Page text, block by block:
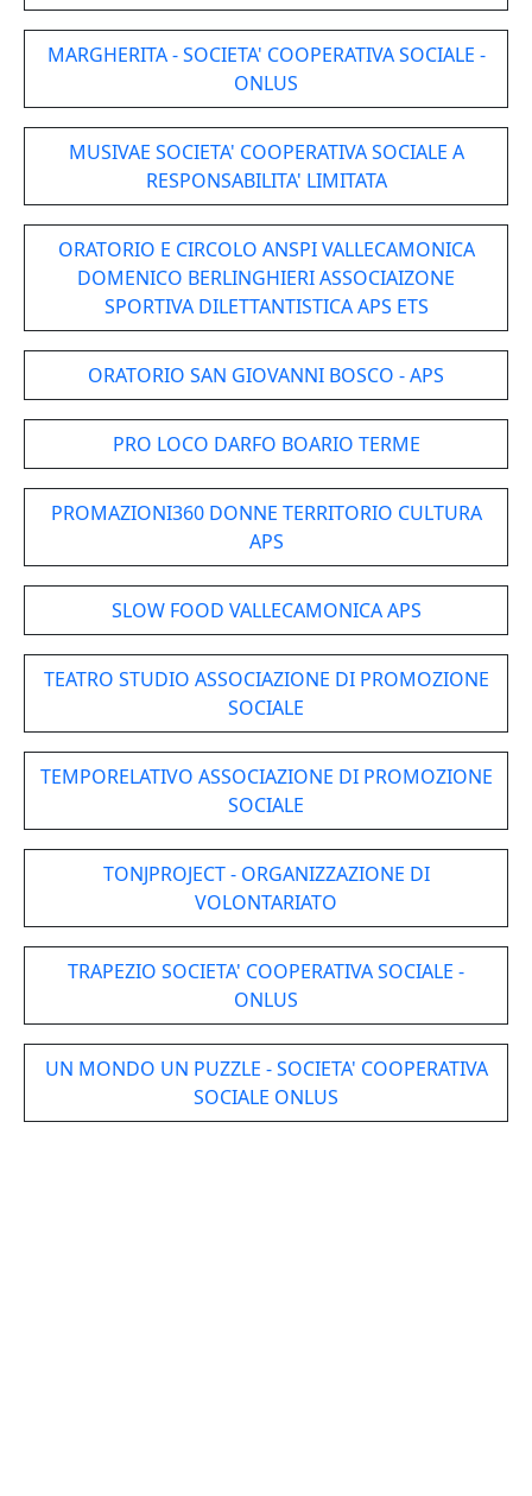
MARGHERITA - SOCIETA' COOPERATIVA SOCIALE -
ONLUS
MUSIVAE SOCIETA' COOPERATIVA SOCIALE A
RESPONSABILITA' LIMITATA
ORATORIO E CIRCOLO ANSPI VALLECAMONICA
DOMENICO BERLINGHIERI ASSOCIAIZONE
SPORTIVA DILETTANTISTICA APS ETS
ORATORIO SAN GIOVANNI BOSCO - APS
PRO LOCO DARFO BOARIO TERME
PROMAZIONI360 DONNE TERRITORIO CULTURA
APS
SLOW FOOD VALLECAMONICA APS
TEATRO STUDIO ASSOCIAZIONE DI PROMOZIONE
SOCIALE
TEMPORELATIVO ASSOCIAZIONE DI PROMOZIONE
SOCIALE
TONJPROJECT - ORGANIZZAZIONE DI
VOLONTARIATO
TRAPEZIO SOCIETA' COOPERATIVA SOCIALE -
ONLUS
UN MONDO UN PUZZLE - SOCIETA' COOPERATIVA
SOCIALE ONLUS